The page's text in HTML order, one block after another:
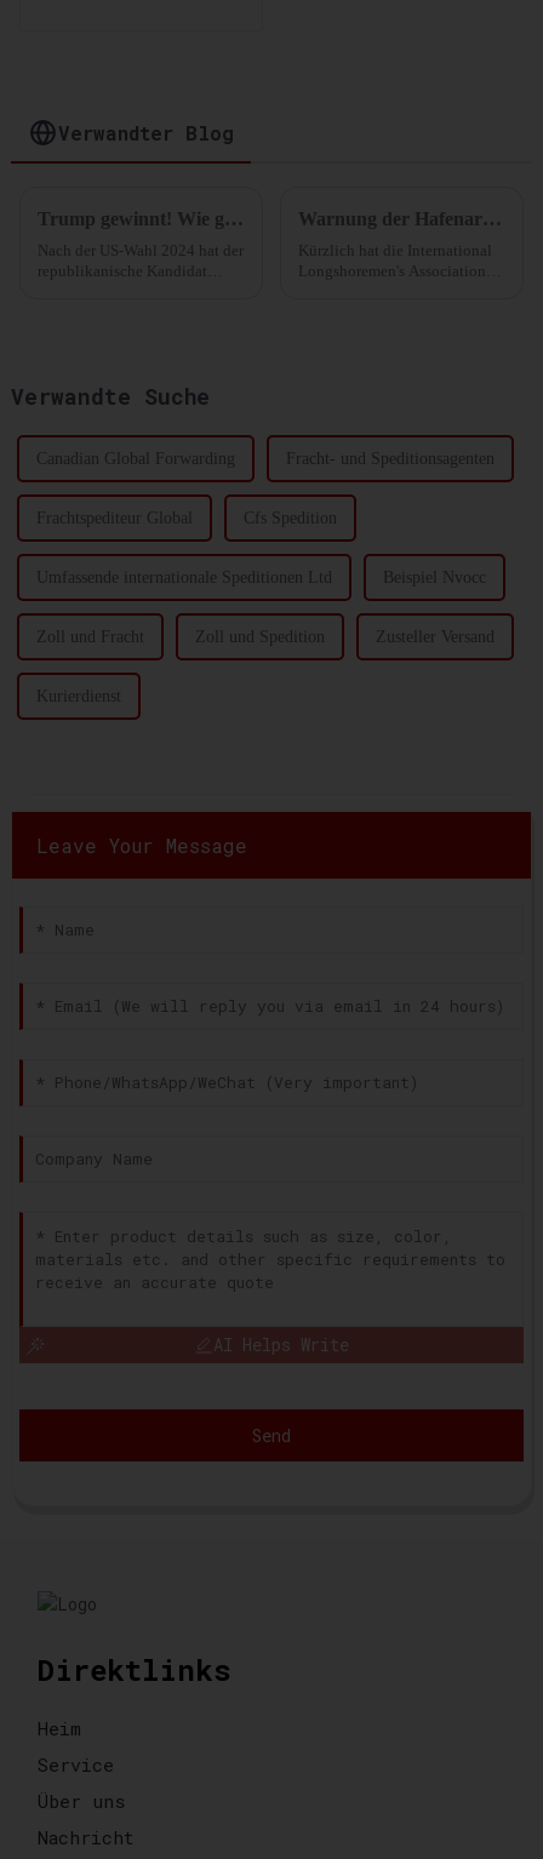
Verwandter Blog
Trump gewinnt! Wie geht es weiter mit der Schifffahrtsbranche? Neueste Analyse
Nach der US-Wahl 2024 hat der
republikanische Kandidat
Warnung der Hafenarbeiter an der Ostküste: Bereit zum Streik!
Kürzlich hat die International
Longshoremen's Association
Verwandte Suche
Canadian Global Forwarding Fracht- und Speditionsagenten
Frachtspediteur Global Cfs Spedition
Umfassende internationale Speditionen Ltd Beispiel Nvocc
Zoll und Fracht Zoll und Spedition Zusteller Versand
Kurierdienst
Leave Your Message
AI Helps Write
Send
Direktlinks
Heim
Service
Über uns
Nachricht